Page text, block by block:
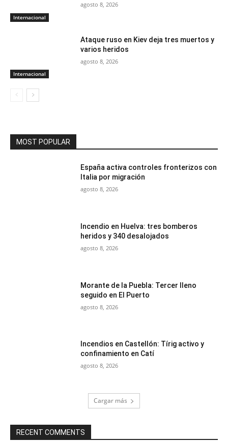
Internacional
agosto 8, 2026
Internacional
Ataque ruso en Kiev deja tres muertos y
varios heridos
agosto 8, 2026
MOST POPULAR
España activa controles fronterizos con
Italia por migración
agosto 8, 2026
Incendio en Huelva: tres bomberos
heridos y 340 desalojados
agosto 8, 2026
Morante de la Puebla: Tercer lleno
seguido en El Puerto
agosto 8, 2026
Incendios en Castellón: Tírig activo y
confinamiento en Catí
agosto 8, 2026
Cargar más
RECENT COMMENTS